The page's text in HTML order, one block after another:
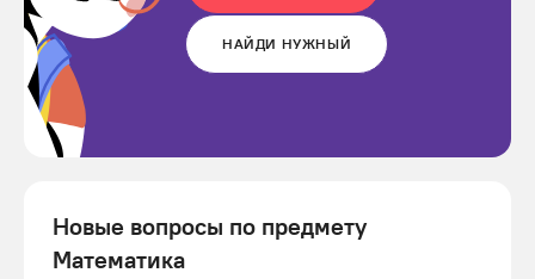
НАЙДИ НУЖНЫЙ
Новые вопросы по предмету
Математика